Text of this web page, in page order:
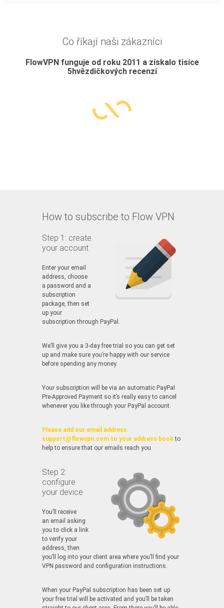
Co říkají naši zákazníci
FlowVPN funguje od roku 2011 a získalo tisíce
5hvězdičkových recenzí
How to subscribe to Flow VPN
Step 1: create
your account
Enter your email
address, choose
a password and a
subscription
package, then set
up your
subscription through PayPal.
We’ll give you a 3-day free trial so you can get set
up and make sure you’re happy with our service
before spending any money.
Your subscription will be via an automatic PayPal
Pre-Approved Payment so it’s really easy to cancel
whenever you like through your PayPal account.
Please add our email address
support@flowvpn.com to your address bookto
help to ensure that our emails reach you
Step 2:
configure
your device
You’ll receive
an email asking
you to click a link
to verify your
address, then
you’ll log into your client area where you’ll find your
VPN password and configuration instructions.
When your PayPal subscription has been set up
your free trial will be activated and you’ll be taken